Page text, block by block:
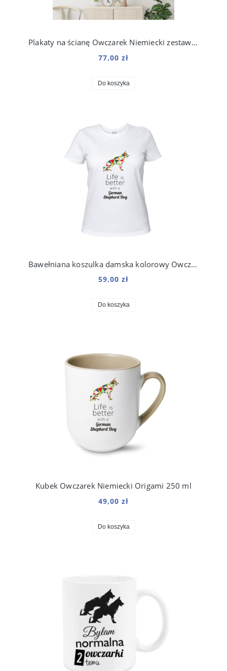
Plakaty na ścianę Owczarek Niemiecki zestaw do salonu
77,00 zł
Do koszyka
Bawełniana koszulka damska kolorowy Owczarek Niemiecki
59,00 zł
Do koszyka
Kubek Owczarek Niemiecki Origami 250 ml
49,00 zł
Do koszyka